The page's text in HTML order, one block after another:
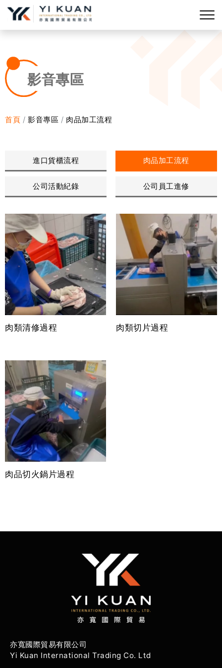
影音專區
首頁 影音專區 肉品加工流程
進口貨櫃流程 肉品加工流程
公司活動紀錄 公司員工進修
肉類清修過程 肉類切片過程
肉品切火鍋片過程
亦寬國際貿易有限公司
Yi Kuan International Trading Co. Ltd